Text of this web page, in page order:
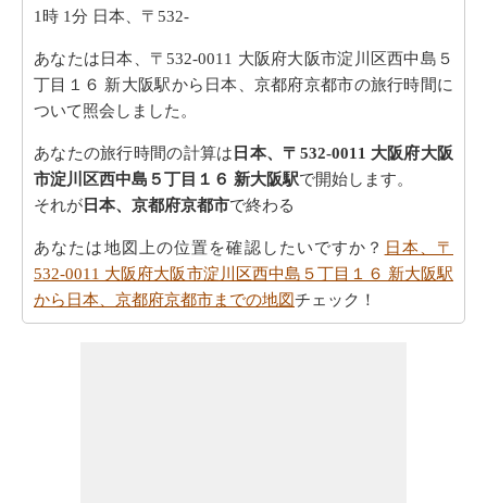
1時 1分 日本、〒532-
あなたは日本、〒532-0011 大阪府大阪市淀川区西中島５
丁目１６ 新大阪駅から日本、京都府京都市の旅行時間に
ついて照会しました。
あなたの旅行時間の計算は 日本、〒532-0011 大阪府大阪
市淀川区西中島５丁目１６ 新大阪駅で開始します。
それが 日本、京都府京都市で終わる
あなたは地図上の位置を確認したいですか？ 日本、〒
532-0011 大阪府大阪市淀川区西中島５丁目１６ 新大阪駅
から日本、京都府京都市までの地図チェック！